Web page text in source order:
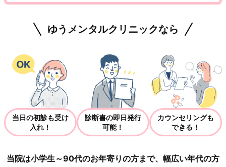
ゆうメンタルクリニックなら
当日の初診も受け
入れ！
診断書の即日発行
可能！
カウンセリングも
できる！
当院は小学生～90代のお年寄りの方まで、幅広い年代の方